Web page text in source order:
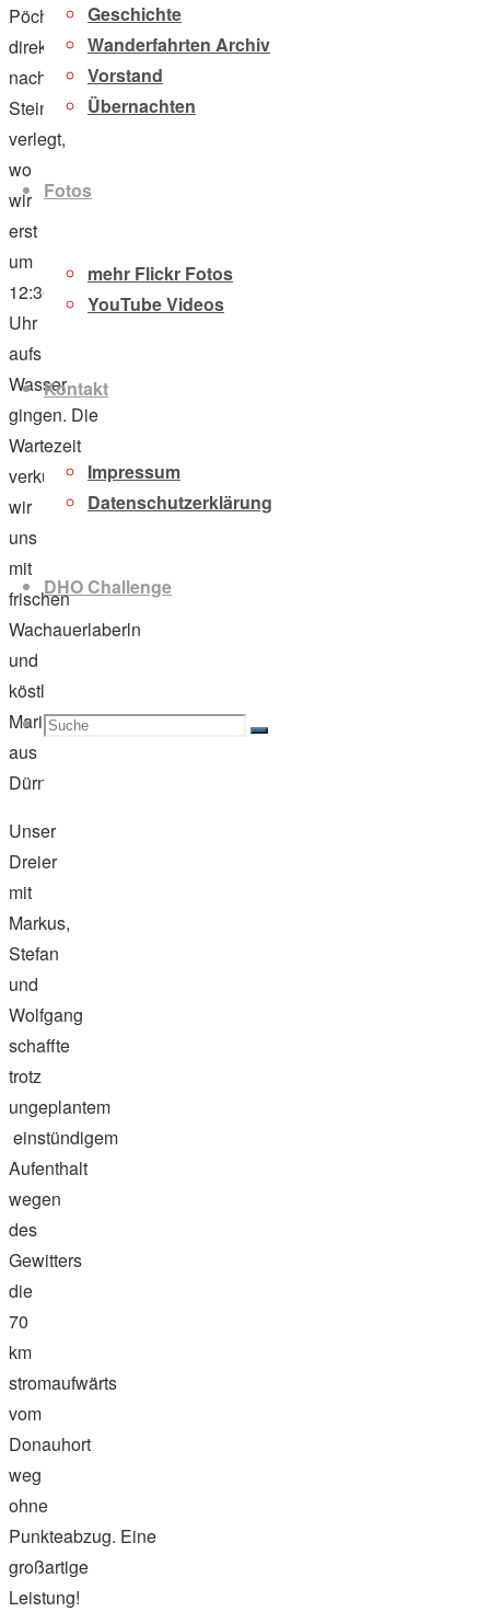
Geschichte
Wanderfahrten Archiv
Vorstand
Übernachten
Fotos
mehr Flickr Fotos
YouTube Videos
Kontakt
Impressum
Datenschutzerklärung
DHO Challenge
Suche
Suchen
nach:
Suche
Pöchlarn
direkt
nach
Stein
verlegt,
wo
wir
erst
um
12:30
Uhr
aufs
Wasser
gingen. Die
Wartezeit
verkürzten
wir
uns
mit
frischen
Wachauerlaberln
und
köstlichen
Marillen
aus
Dürnstein.
Unser
Dreier
mit
Markus,
Stefan
und
Wolfgang
schaffte
trotz
ungeplantem
einstündigem
Aufenthalt
wegen
des
Gewitters
die
70
km
stromaufwärts
vom
Donauhort
weg
ohne
Punkteabzug. Eine
großartige
Leistung!